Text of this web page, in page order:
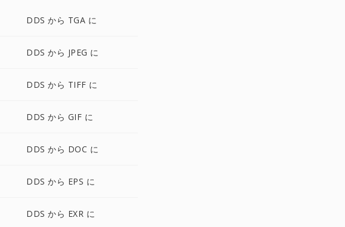
DDS から TGA に
DDS から JPEG に
DDS から TIFF に
DDS から GIF に
DDS から DOC に
DDS から EPS に
DDS から EXR に